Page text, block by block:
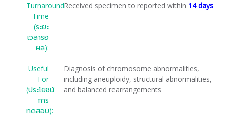
Turnaround
Time
(ระยะ
เวลารอ
ผล):
Received specimen to reported within 14 days
Useful
For
(ประโยชน์
การ
ทดสอบ):
Diagnosis of chromosome abnormalities,
including aneuploidy, structural abnormalities,
and balanced rearrangements